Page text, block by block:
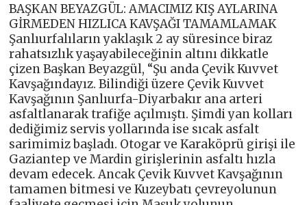
BAŞKAN BEYAZGÜL: AMACIMIZ KIŞ AYLARINA
GİRMEDEN HIZLICA KAVŞAĞI TAMAMLAMAK
Şanlıurfalıların yaklaşık 2 ay süresince biraz
rahatsızlık yaşayabileceğinin altını dikkatle
çizen Başkan Beyazgül, “Şu anda Çevik Kuvvet
Kavşağındayız. Bilindiği üzere Çevik Kuvvet
Kavşağının Şanlıurfa-Diyarbakır ana arteri
asfaltlanarak trafiğe açılmıştı. Şimdi yan kolları
dediğimiz servis yollarında ise sıcak asfalt
sarimimiz başladı. Otogar ve Karaköprü girişi ile
Gaziantep ve Mardin girişlerinin asfaltı hızla
devam edecek. Ancak Çevik Kuvvet Kavşağının
tamamen bitmesi ve Kuzeybatı çevreyolunun